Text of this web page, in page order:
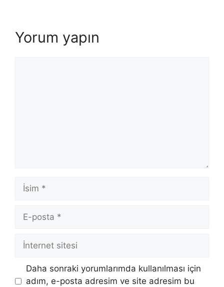
Yorum yapın
İsim
posta
İnternet
Daha sonraki yorumlarımda kullanılması için
adım, e-posta adresim ve site adresim bu